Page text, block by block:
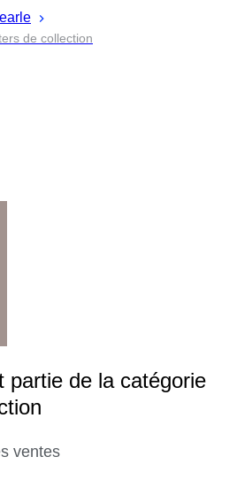
de collection
partie de la catégorie
ventes